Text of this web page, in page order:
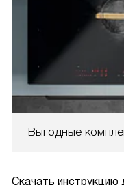
Выгодные
Скачать инструкцию